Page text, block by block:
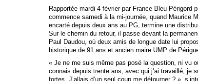
Rapportée mardi 4 février par France Bleu Périgord
commence samedi à la mi-journée, quand Maurice
encarté depuis deux ans au PG, termine une
Sur le chemin du retour, il passe devant la
Paul Daudou, où deux amis de longue date lui
historique de 91 ans et ancien maire UMP de
« Je ne me suis même pas posé la question, ni vu
connais depuis trente ans, avec qui j’ai travaillé, je
fortes. J’allais d’un seul coup me détourner ? »,